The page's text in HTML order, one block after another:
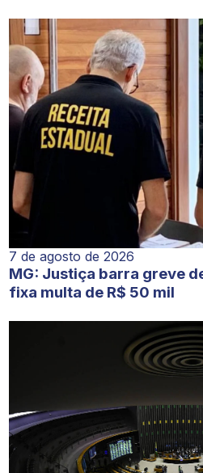
7 de agosto de 2026
MG: Justiça barra greve
fixa multa de R$ 50 mil